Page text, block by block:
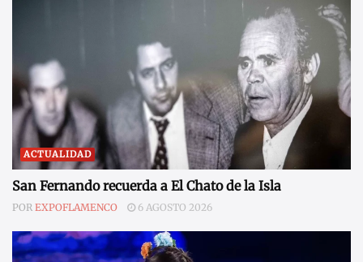
ACTUALIDAD
San Fernando recuerda a El Chato de la Isla
POR EXPOFLAMENCO 6 AGOSTO 2026